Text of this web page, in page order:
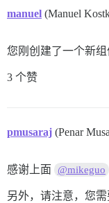
manuel (Manuel
您刚创建了一个新组
3 个赞
pmusaraj (Penar
感谢上面 @mikeguo
另外，请注意，您